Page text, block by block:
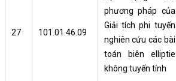
27 101.01.46.09
phương pháp của
Giải tích phi tuyến
nghiên cứu các bài
toán biên elliptie
không tuyến tính